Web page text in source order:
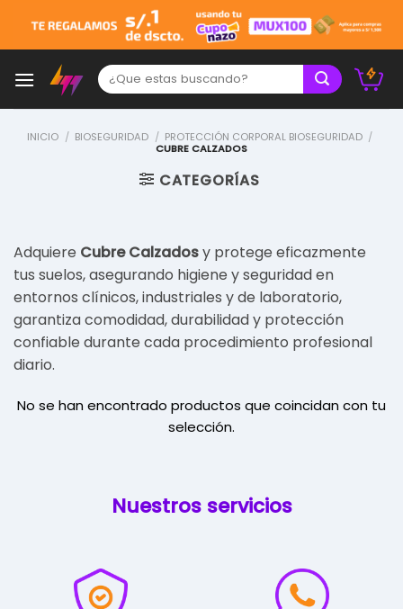
content
Buscar:
INICIO / BIOSEGURIDAD / PROTECCIÓN CORPORAL BIOSEGURIDAD /
CUBRE CALZADOS
CATEGORÍAS
Adquiere Cubre Calzadosy protege eficazmente
tus suelos, asegurando higiene y seguridad en
entornos clínicos, industriales y de laboratorio,
garantiza comodidad, durabilidad y protección
confiable durante cada procedimiento profesional
diario.
No se han encontrado productos que coincidan con tu
selección.
Nuestros servicios